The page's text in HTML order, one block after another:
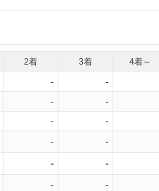
2着 3着 4着～
- -
-
-
-
-
-
-
- -
- -